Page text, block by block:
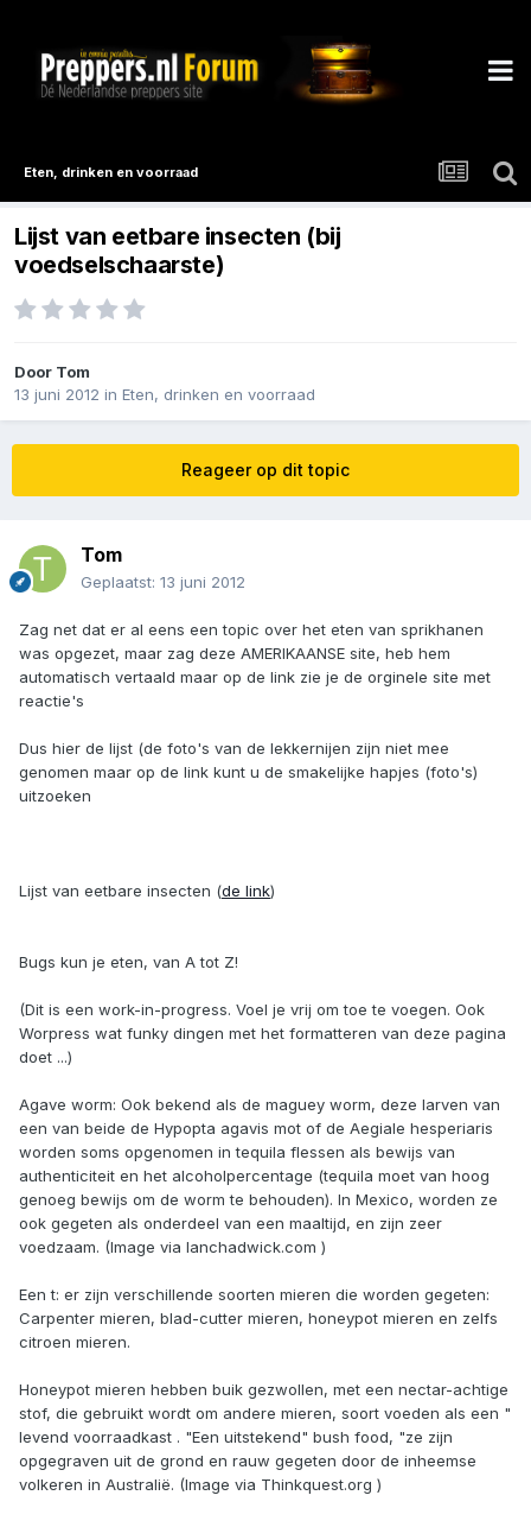
Eten, drinken en voorraad
Lijst van eetbare insecten (bij
voedselschaarste)
Door Tom
13 juni 2012 in Eten, drinken en voorraad
Reageer op dit topic
Tom
Geplaatst: 13 juni 2012
Zag net dat er al eens een topic over het eten van sprikhanen
was opgezet, maar zag deze AMERIKAANSE site, heb hem
automatisch vertaald maar op de link zie je de orginele site met
reactie's
Dus hier de lijst (de foto's van de lekkernijen zijn niet mee
genomen maar op de link kunt u de smakelijke hapjes (foto's)
uitzoeken
Lijst van eetbare insecten (de link)
Bugs kun je eten, van A tot Z!
(Dit is een work-in-progress. Voel je vrij om toe te voegen. Ook
Worpress wat funky dingen met het formatteren van deze pagina
doet ...)
Agave worm: Ook bekend als de maguey worm, deze larven van
een van beide de Hypopta agavis mot of de Aegiale hesperiaris
worden soms opgenomen in tequila flessen als bewijs van
authenticiteit en het alcoholpercentage (tequila moet van hoog
genoeg bewijs om de worm te behouden). In Mexico, worden ze
ook gegeten als onderdeel van een maaltijd, en zijn zeer
voedzaam. (Image via Ianchadwick.com )
Een t: er zijn verschillende soorten mieren die worden gegeten:
Carpenter mieren, blad-cutter mieren, honeypot mieren en zelfs
citroen mieren.
Honeypot mieren hebben buik gezwollen, met een nectar-achtige
stof, die gebruikt wordt om andere mieren, soort voeden als een "
levend voorraadkast . "Een uitstekend" bush food, "ze zijn
opgegraven uit de grond en rauw gegeten door de inheemse
volkeren in Australië. (Image via Thinkquest.org )